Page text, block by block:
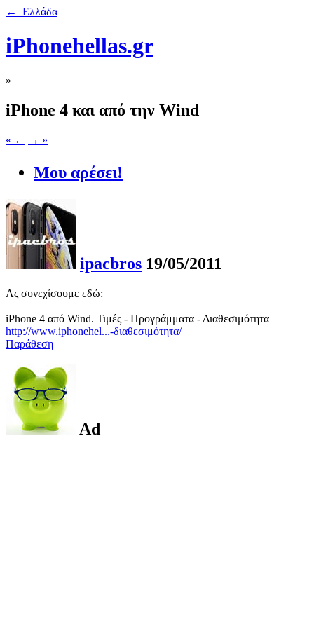
← Ελλάδα
iPhonehellas.gr
»
iPhone 4 και από την Wind
« ← → »
Μου αρέσει!
ipacbros 19/05/2011
Ας συνεχίσουμε εδώ:
iPhone 4 από Wind. Τιμές - Προγράμματα - Διαθεσιμότητα
http://www.iphonehel...-διαθεσιμότητα/
Παράθεση
Ad